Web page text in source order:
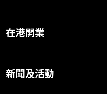
在港開業
新聞及活動